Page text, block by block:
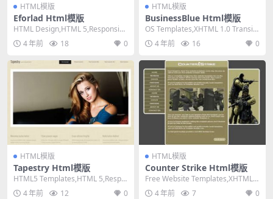
HTML模版
Eforlad Html模版
HTML Design,HTML 5,Responsiv
e, 4 Columns...
4 年前 18 0
HTML模版
BusinessBlue Html模版
OS Templates,XHTML 1.0 Transiti
onal,Fixe...
4 年前 16 0
HTML模版
Tapestry Html模版
HTML5 Templates,HTML 5,Respo
nsive, Mixed...
4 年前 12 0
HTML模版
Counter Strike Html模版
Free Website Templates,XHTML
1.0 Strict,...
4 年前 7 0